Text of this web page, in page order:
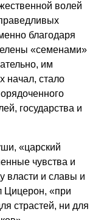
волей
благодаря
«семенами»
им
начал, стало
государства и
«царский
чувства и
власти и славы и
Цицерон, «при
страстей, ни для